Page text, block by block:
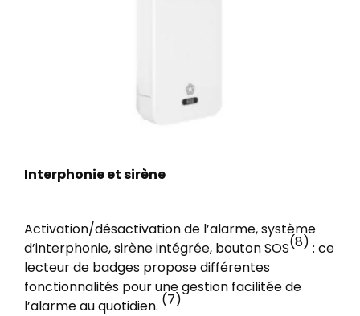
Interphonie et sirène
Activation/désactivation de l’alarme, système
d’interphonie, sirène intégrée, bouton SOS(8) : ce
lecteur de badges propose différentes
fonctionnalités pour une gestion facilitée de
l’alarme au quotidien. (7)